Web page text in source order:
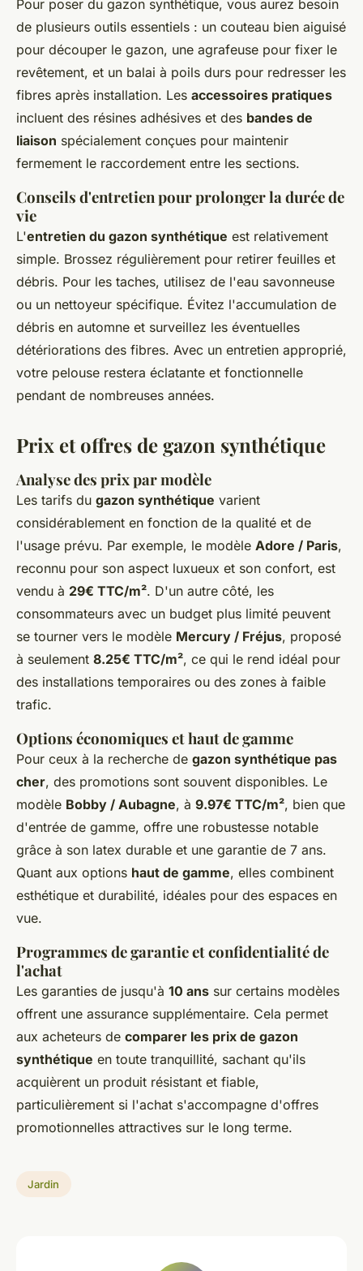
Pour poser du gazon synthétique, vous aurez besoin
de plusieurs outils essentiels : un couteau bien aiguisé
pour découper le gazon, une agrafeuse pour fixer le
revêtement, et un balai à poils durs pour redresser les
fibres après installation. Les accessoires pratiques
incluent des résines adhésives et des bandes de
liaison spécialement conçues pour maintenir
fermement le raccordement entre les sections.
Conseils d'entretien pour prolonger la durée de
vie
L'entretien du gazon synthétique est relativement
simple. Brossez régulièrement pour retirer feuilles et
débris. Pour les taches, utilisez de l'eau savonneuse
ou un nettoyeur spécifique. Évitez l'accumulation de
débris en automne et surveillez les éventuelles
détériorations des fibres. Avec un entretien approprié,
votre pelouse restera éclatante et fonctionnelle
pendant de nombreuses années.
Prix et offres de gazon synthétique
Analyse des prix par modèle
Les tarifs du gazon synthétique varient
considérablement en fonction de la qualité et de
l'usage prévu. Par exemple, le modèle Adore / Paris,
reconnu pour son aspect luxueux et son confort, est
vendu à 29€ TTC/m². D'un autre côté, les
consommateurs avec un budget plus limité peuvent
se tourner vers le modèle Mercury / Fréjus, proposé
à seulement 8.25€ TTC/m², ce qui le rend idéal pour
des installations temporaires ou des zones à faible
trafic.
Options économiques et haut de gamme
Pour ceux à la recherche de gazon synthétique pas
cher, des promotions sont souvent disponibles. Le
modèle Bobby / Aubagne, à 9.97€ TTC/m², bien que
d'entrée de gamme, offre une robustesse notable
grâce à son latex durable et une garantie de 7 ans.
Quant aux options haut de gamme, elles combinent
esthétique et durabilité, idéales pour des espaces en
vue.
Programmes de garantie et confidentialité de
l'achat
Les garanties de jusqu'à 10 ans sur certains modèles
offrent une assurance supplémentaire. Cela permet
aux acheteurs de comparer les prix de gazon
synthétique en toute tranquillité, sachant qu'ils
acquièrent un produit résistant et fiable,
particulièrement si l'achat s'accompagne d'offres
promotionnelles attractives sur le long terme.
Jardin